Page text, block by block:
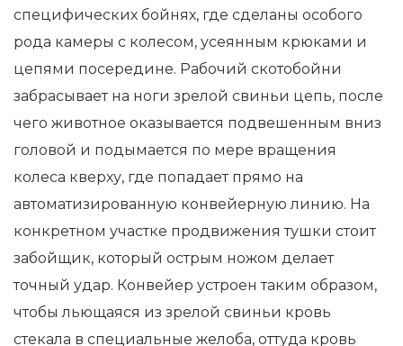
специфических бойнях, где сделаны особого
рода камеры с колесом, усеянным крюками и
цепями посередине. Рабочий скотобойни
забрасывает на ноги зрелой свиньи цепь, после
чего животное оказывается подвешенным вниз
головой и подымается по мере вращения
колеса кверху, где попадает прямо на
автоматизированную конвейерную линию. На
конкретном участке продвижения тушки стоит
забойщик, который острым ножом делает
точный удар. Конвейер устроен таким образом,
чтобы льющаяся из зрелой свиньи кровь
стекала в специальные желоба, оттуда кровь